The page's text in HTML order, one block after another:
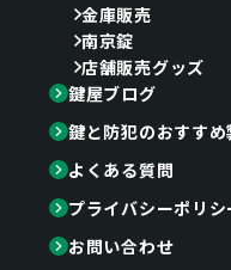
金庫販売
南京錠
店舗販売グッズ
鍵屋ブログ
鍵と防犯のおすすめ
よくある質問
プライバシーポリシ
お問い合わせ